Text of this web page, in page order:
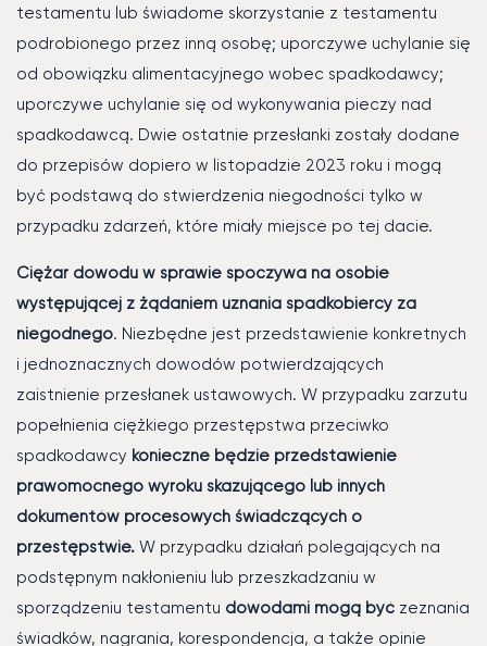
testamentu lub świadome skorzystanie z testamentu
podrobionego przez inną osobę; uporczywe uchylanie się
od obowiązku alimentacyjnego wobec spadkodawcy;
uporczywe uchylanie się od wykonywania pieczy nad
spadkodawcą. Dwie ostatnie przesłanki zostały dodane
do przepisów dopiero w listopadzie 2023 roku i mogą
być podstawą do stwierdzenia niegodności tylko w
przypadku zdarzeń, które miały miejsce po tej dacie.
Ciężar dowodu w sprawie spoczywa na osobie
występującej z żądaniem uznania spadkobiercy za
niegodnego. Niezbędne jest przedstawienie konkretnych
i jednoznacznych dowodów potwierdzających
zaistnienie przesłanek ustawowych. W przypadku zarzutu
popełnienia ciężkiego przestępstwa przeciwko
spadkodawcy konieczne będzie przedstawienie
prawomocnego wyroku skazującego lub innych
dokumentów procesowych świadczących o
przestępstwie. W przypadku działań polegających na
podstępnym nakłonieniu lub przeszkadzaniu w
sporządzeniu testamentu dowodami mogą być zeznania
świadków, nagrania, korespondencja, a także opinie